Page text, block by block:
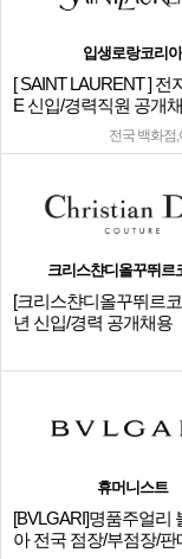
입생로랑코리아
[ SAINT LAURENT ] 전
E 신입/경력직원 공개
전국 백화점
크리스챤디올꾸뛰르
[크리스챤디올꾸뛰르
년 신입/경력 공개채용
휴머니스트
[BVLGARI]명품주얼리
아 전국 점장/부점장/판